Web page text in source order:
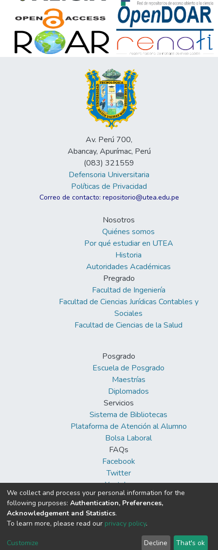
Av. Perú 700,
Abancay, Apurímac, Perú
(083) 321559
Defensoria Universitaria
Políticas de Privacidad
Correo de contacto: repositorio@utea.edu.pe
Nosotros
Quiénes somos
Por qué estudiar en UTEA
Historia
Autoridades Académicas
Pregrado
Facultad de Ingeniería
Facultad de Ciencias Jurídicas Contables y
Sociales
Facultad de Ciencias de la Salud
Posgrado
Escuela de Posgrado
Maestrías
Diplomados
Servicios
Sistema de Bibliotecas
Plataforma de Atención al Alumno
Bolsa Laboral
FAQs
Facebook
Twitter
Youtube
DSpace software copyright © 2002-2026
Cookie
End User
Send
We collect and process your personal information for the
following purposes: Authentication, Preferences,
Acknowledgement and Statistics.
To learn more, please read our privacy policy.
Customize Decline That's ok